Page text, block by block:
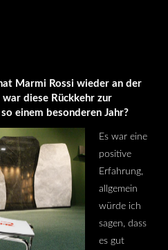
Marmi Rossi wieder an der
diese Rückkehr zur
einem besonderen Jahr?
Es war eine
positive
Erfahrung,
allgemein
würde ich
sagen, dass
es gut